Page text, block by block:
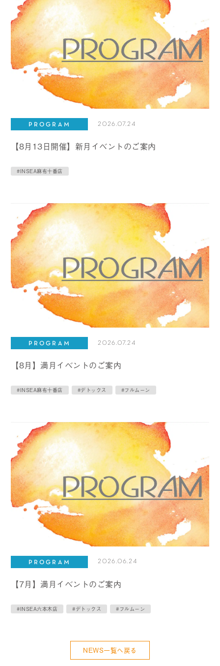
PROGRAM 2026.07.24
【8月13日開催】新月イベントのご案内
#INSEA麻布十番店
PROGRAM 2026.07.24
【8月】満月イベントのご案内
#INSEA麻布十番店 #デトックス #フルムーン
PROGRAM 2026.06.24
【7月】満月イベントのご案内
#INSEA六本木店 #デトックス #フルムーン
NEWS一覧へ戻る